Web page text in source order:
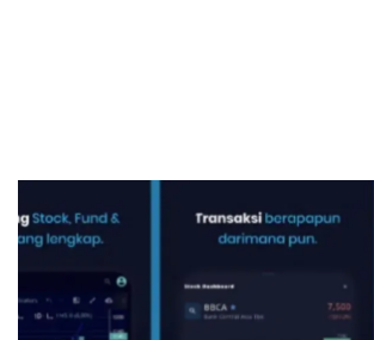
Asuransi
Asuransi Jiwa
Asuransi Kesehatan